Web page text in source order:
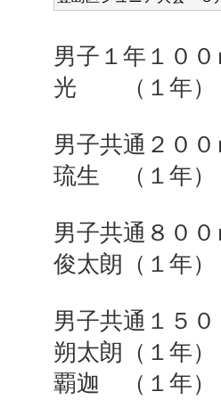
男子１年１００
光 （１年）
男子共通２００
琉生 （１年）
男子共通８００
俊太朗（１年
男子共通１５０
朔太朗（１年
覇迦 （１年）